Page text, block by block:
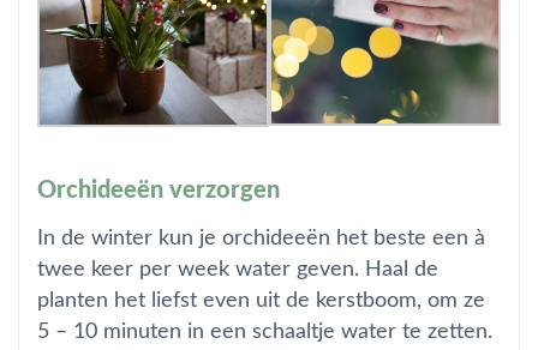
Orchideeën verzorgen
In de winter kun je orchideeën het beste een à
twee keer per week water geven. Haal de
planten het liefst even uit de kerstboom, om ze
5 – 10 minuten in een schaaltje water te zetten.